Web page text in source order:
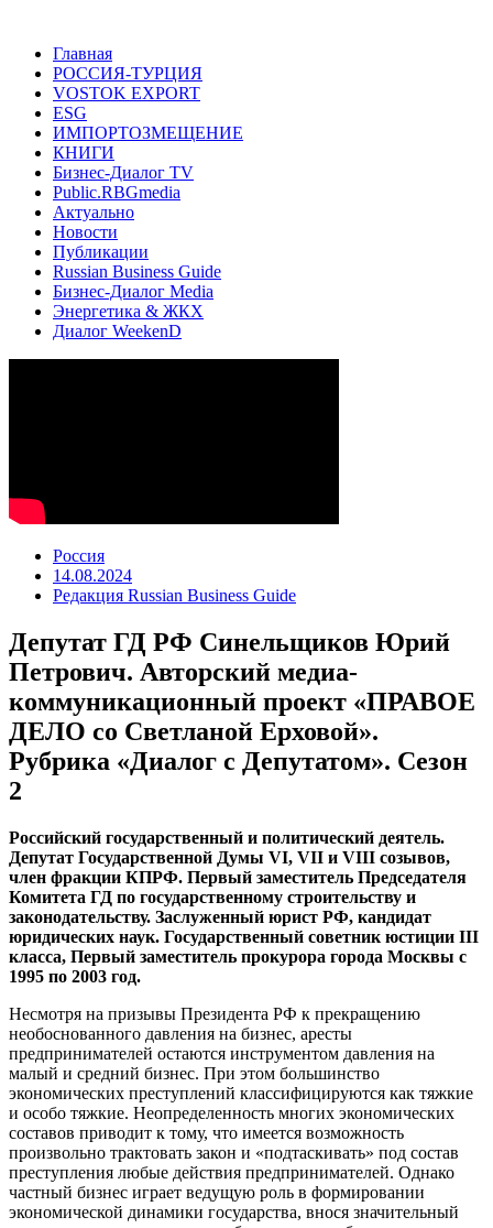
Главная
РОССИЯ-ТУРЦИЯ
VOSTOK EXPORT
ESG
ИМПОРТОЗМЕЩЕНИЕ
КНИГИ
Бизнес-Диалог TV
Public.RBGmedia
Актуально
Новости
Публикации
Russian Business Guide
Бизнес-Диалог Media
Энергетика & ЖКХ
Диалог WeekenD
Россия
14.08.2024
Редакция Russian Business Guide
Депутат ГД РФ Синельщиков Юрий
Петрович. Авторский медиа-
коммуникационный проект «ПРАВОЕ
ДЕЛО со Светланой Ерховой».
Рубрика «Диалог с Депутатом». Сезон
2
Российский государственный и политический деятель.
Депутат Государственной Думы VI, VII и VIII созывов,
член фракции КПРФ. Первый заместитель Председателя
Комитета ГД по государственному строительству и
законодательству. Заслуженный юрист РФ, кандидат
юридических наук. Государственный советник юстиции III
класса, Первый заместитель прокурора города Москвы с
1995 по 2003 год.
Несмотря на призывы Президента РФ к прекращению
необоснованного давления на бизнес, аресты
предпринимателей остаются инструментом давления на
малый и средний бизнес. При этом большинство
экономических преступлений классифицируются как тяжкие
и особо тяжкие. Неопределенность многих экономических
составов приводит к тому, что имеется возможность
произвольно трактовать закон и «подтаскивать» под состав
преступления любые действия предпринимателей. Однако
частный бизнес играет ведущую роль в формировании
экономической динамики государства, внося значительный